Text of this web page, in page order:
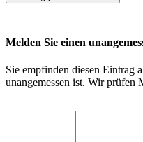
Melden Sie einen
Sie empfinden diesen Eintrag
unangemessen ist. Wir prüfen